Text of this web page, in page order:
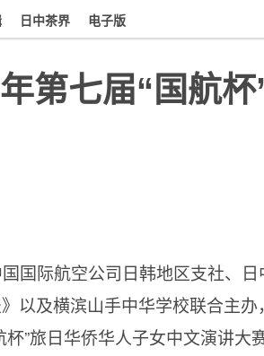
日中茶界 电子版
第七届“国航
国际航空公司日韩地区支社、日
以及横滨山手中华学校联合主
”旅日华侨华人子女中文演讲大